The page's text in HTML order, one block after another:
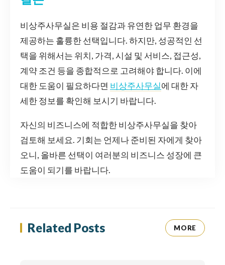
비상주사무실은 비용 절감과 유연한 업무 환경을
제공하는 훌륭한 선택입니다. 하지만, 성공적인 선
택을 위해서는 위치, 가격, 시설 및 서비스, 접근성,
계약 조건 등을 종합적으로 고려해야 합니다. 이에
대한 도움이 필요하다면 비상주사무실에 대한 자
세한 정보를 확인해 보시기 바랍니다.
자신의 비즈니스에 적합한 비상주사무실을 찾아
검토해 보세요. 기회는 언제나 준비된 자에게 찾아
오니, 올바른 선택이 여러분의 비즈니스 성장에 큰
도움이 되기를 바랍니다.
Related Posts MORE